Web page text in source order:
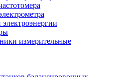
измерительные